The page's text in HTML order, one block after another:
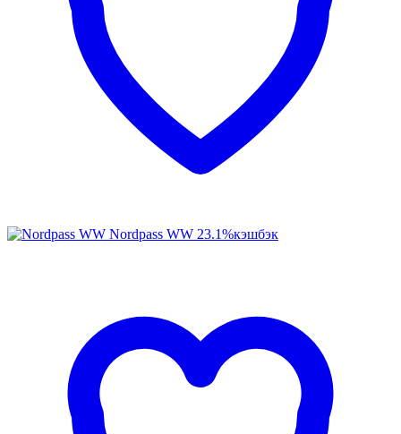
Nordpass WW 23.1%кэшбэк